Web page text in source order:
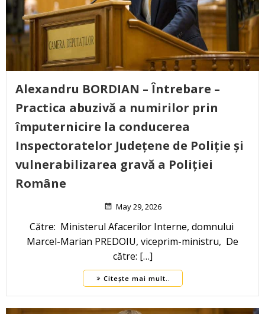
Alexandru BORDIAN – Întrebare –
Practica abuzivă a numirilor prin
împuternicire la conducerea
Inspectoratelor Județene de Poliție și
vulnerabilizarea gravă a Poliției
Române
May 29, 2026
Către: Ministerul Afacerilor Interne, domnului
Marcel-Marian PREDOIU, viceprim-ministru, De
către: […]
Citește mai mult..